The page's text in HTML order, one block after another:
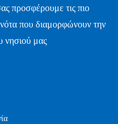
προσφέρουμε τις πιο
που διαμορφώνουν την
νησιού μας